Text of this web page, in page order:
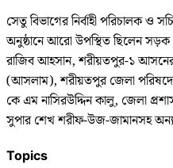
সেতু বিভাগের নির্বাহী পরিচালক ও
অনুষ্ঠানে আরো উপস্থিত ছিলেন সড়ক
রাজিব আহসান, শরীয়তপুর-১
(আসলাম), শরীয়তপুর জেলা
কে এম নাসিরউদ্দিন কালু, জেলা
সুপার শেখ শরীফ-উজ-জামানসহ অন্য
Topics